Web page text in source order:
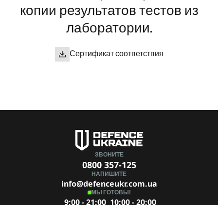
копии результатов тестов из
лаборатории.
Сертификат соответствия
ЗВОНИТЕ
0800 357-125
НАПИШИТЕ
info@defenceukr.com.ua
МЫ ГОТОВЫ!
9:00 - 21:00 10:00 - 20:00